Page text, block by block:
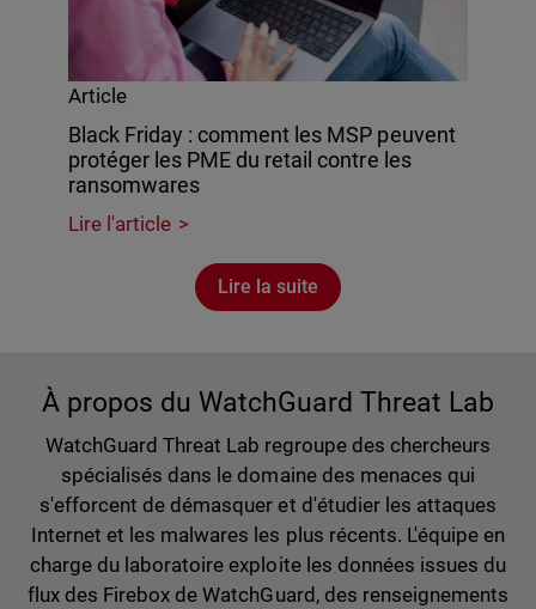
Article
Black Friday : comment les MSP peuvent
protéger les PME du retail contre les
ransomwares
Lire l'article
Lire la suite
À propos du WatchGuard Threat Lab
WatchGuard Threat Lab regroupe des chercheurs
spécialisés dans le domaine des menaces qui
s'efforcent de démasquer et d'étudier les attaques
Internet et les malwares les plus récents. L'équipe en
charge du laboratoire exploite les données issues du
flux des Firebox de WatchGuard, des renseignements